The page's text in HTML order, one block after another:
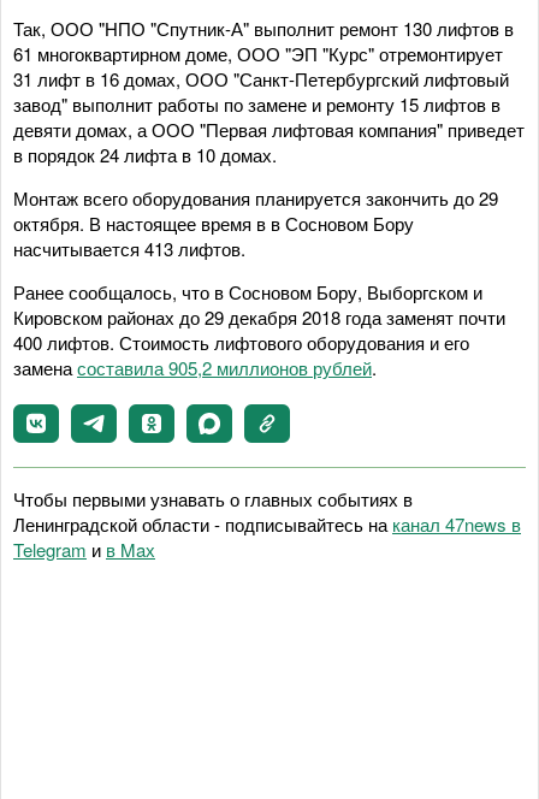
Так, ООО "НПО "Спутник-А" выполнит ремонт 130 лифтов в
61 многоквартирном доме, ООО "ЭП "Курс" отремонтирует
31 лифт в 16 домах, ООО "Санкт-Петербургский лифтовый
завод" выполнит работы по замене и ремонту 15 лифтов в
девяти домах, а ООО "Первая лифтовая компания" приведет
в порядок 24 лифта в 10 домах.
Монтаж всего оборудования планируется закончить до 29
октября. В настоящее время в в Сосновом Бору
насчитывается 413 лифтов.
Ранее сообщалось, что в Сосновом Бору, Выборгском и
Кировском районах до 29 декабря 2018 года заменят почти
400 лифтов. Стоимость лифтового оборудования и его
заменасоставила 905,2 миллионов рублей.
Чтобы первыми узнавать о главных событиях в
Ленинградской области - подписывайтесь на канал 47news в
Telegram и в Maх